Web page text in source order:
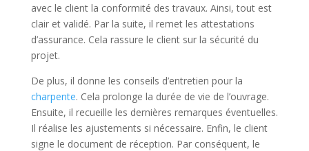
avec le client la conformité des travaux. Ainsi, tout est
clair et validé. Par la suite, il remet les attestations
d’assurance. Cela rassure le client sur la sécurité du
projet.
De plus, il donne les conseils d’entretien pour la
charpente. Cela prolonge la durée de vie de l’ouvrage.
Ensuite, il recueille les dernières remarques éventuelles.
Il réalise les ajustements si nécessaire. Enfin, le client
signe le document de réception. Par conséquent, le